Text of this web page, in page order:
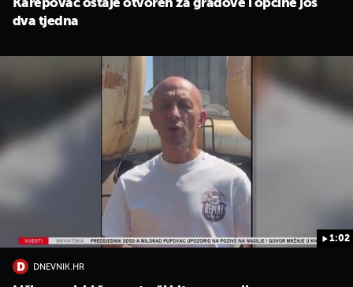
Karepovac ostaje otvoren za gradove i općine još
dva tjedna
1:02
DNEVNIK.HR
UKLJUČITE NOTIFIKACIJE